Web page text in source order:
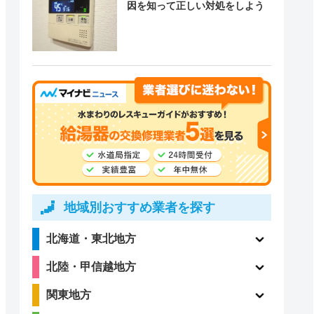
因を知って正しい対処をしよう
地域別おすすめ業者を探す
北海道・東北地方
北陸・甲信越地方
関東地方